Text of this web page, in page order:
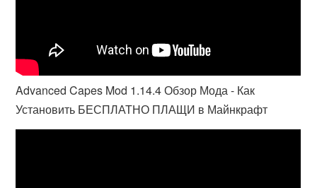
Advanced Capes Mod 1.14.4 Обзор Мода - Как
Установить БЕСПЛАТНО ПЛАЩИ в Майнкрафт